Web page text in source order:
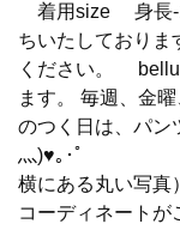
着用size 身長-
ちいたしておりま
ください。
ます。 毎週、金
のつく日は、パ
灬)♥｡･ﾟ
横にある丸い写
コーディネートが